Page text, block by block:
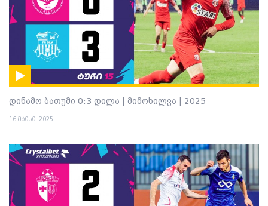
დინამო ბათუმი 0:3 დილა | მიმოხილვა | 2025
16 მაისი. 2025